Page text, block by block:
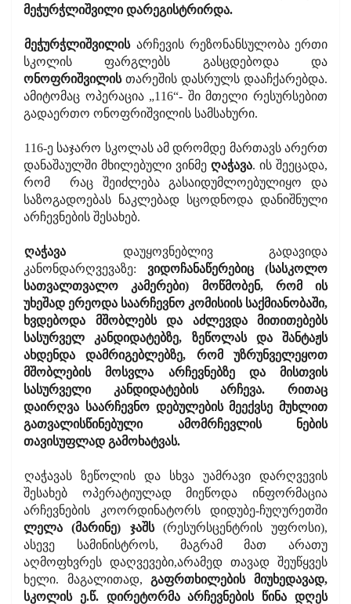
მეჭურჭლიშვილი დარეგისტრირდა.
მეჭურჭლიშვილის არჩევის რეზონანსულობა ერთი
სკოლის ფარგლებს გასცდებოდა და
ონოფრიშვილისთარეშის დასრულს დააჩქარებდა.
ამიტომაც ოპერაცია „116“- ში მთელი რესურსებით
გადაერთო ონოფრიშვილის სამსახური.
116-ე საჯარო სკოლას ამ დრომდე მართავს არერთ
დანაშაულში მხილებული ვინმე ღაჭავა. ის შეეცადა,
რომ
რაც შეიძლება გასაიდუმლოებულიყო და
საზოგადოებას ნაკლებად სცოდნოდა დანიშნული
არჩევნების შესახებ.
ღაჭავა
დაუყოვნებლივ გადავიდა
კანონდარღვევაზე: ვიდოჩანაწერებიც (სასკოლო
სათვალთვალო კამერები) მოწმობენ, რომ ის
უხეშად ერეოდა საარჩევნო კომისიის საქმიანობაში,
ხვდებოდა მშობლებს და აძლევდა მითითებებს
სასურველ კანდიდატებზე, ზეწოლას და შანტაჟს
ახდენდა დამრიგებლებზე, რომ უზრუნველეყოთ
მშობლების მოსვლა არჩევნებზე და მისთვის
სასურველი კანდიდატების არჩევა. რითაც
დაირღვა საარჩევნო დებულების მეექვსე მუხლით
გათვალისწინებული ამომრჩევლის ნების
თავისუფლად გამოხატვას.
ღაჭავას ზეწოლის და სხვა უამრავი დარღვევის
შესახებ ოპერატიულად მიეწოდა ინფორმაცია
არჩევნების კოორდინატორს დიდუბე-ჩუღურეთში
ლელა (მარინე) ჯაშს(რესურსცენტრის უფროსი),
ასევე სამინისტროს, მაგრამ მათ არათუ
აღმოფხვრეს დაღვევები,არამედ თავად შეუწყვეს
ხელი. მაგალითად,გაფრთხილების მიუხედავად,
სკოლის ე.წ. დირეტორმა არჩევნების წინა დღეს